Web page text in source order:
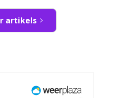
artikels